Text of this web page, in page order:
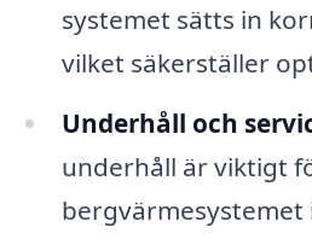
systemet sätts in
vilket säkerställer
Underhåll och
underhåll är viktigt
bergvärmesystemet